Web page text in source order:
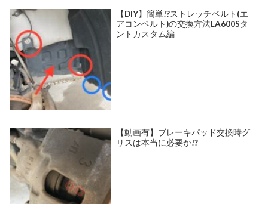
【DIY】簡単!?ストレッチベルト(エ
アコンベルト)の交換方法LA600Sタ
ントカスタム編
【動画有】ブレーキパッド交換時グ
リスは本当に必要か!?